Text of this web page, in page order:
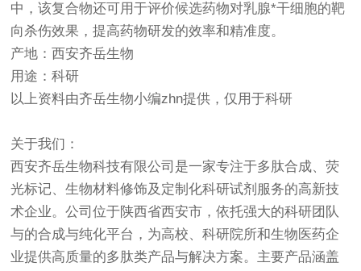
中，该复合物还可用于评价候选药物对乳腺*干细胞的靶
向杀伤效果，提高药物研发的效率和精准度。
产地：西安齐岳生物
用途：科研
以上资料由齐岳生物小编zhn提供，仅用于科研
关于我们：
西安齐岳生物科技有限公司是一家专注于多肽合成、荧
光标记、生物材料修饰及定制化科研试剂服务的高新技
术企业。公司位于陕西省西安市，依托强大的科研团队
与的合成与纯化平台，为高校、科研院所和生物医药企
业提供高质量的多肽类产品与解决方案。主要产品涵盖